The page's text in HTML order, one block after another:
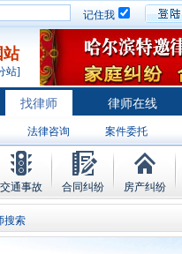
记住我
站
站]
找律师 律师在线
法律咨询 案件委托
交通事故 合同纠纷 房产纠纷
搜索